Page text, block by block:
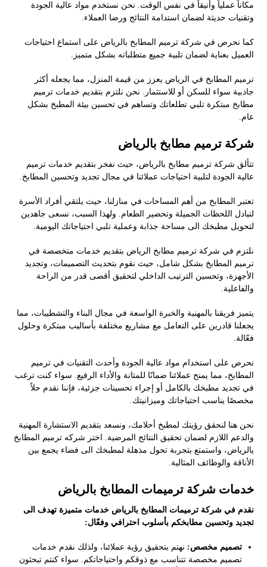
مكاناً عملياً وأنيقاً في نفس الوقت. نحن نستخدم مواد عالية الجودة
وتقنيات حديثة لضمان استدامة النتائج ورضا العملاء.
كما نحرص في شركة ترميم المطابخ بالرياض على استماع احتياجات
العميل بعناية لضمان تلبية جميع متطلباته بشكل متميز.
ترميم المطابخ في الرياض يعزز من قيمة المنزل، مما يجعله أكثر
جاذبية سواء للسكن أو للاستثمار. نحن نلتزم بتقديم خدمات ترميم
مطابخ مبتكرة تلبي تطلعاتك وتساهم في تحسين بيئة المطبخ بشكل
عام.
شركة ترميم مطابخ بالرياض
تتألق شركة ترميم مطابخ بالرياض، حيث نفخر بتقديم خدمات ترميم
عالية الجودة لتلبية احتياجات عملائنا في مجال تجديد وتحسين المطابخ.
تعتبر المطابخ من أهم المساحات في منازلنا، حيث يلتقي أفراد الأسرة
لتبادل اللحظات الجميلة وتحضير الطعام. ولهذا السبب، نسعى جاهدين
لتحويل مطبخك الى مساحة جذابة وعملية تلبي احتياجاتك اليومية.
نلتزم في شركة ترميم مطابخ الرياض بتقديم خدمات متخصصة في
ترميم المطابخ بشكل شامل، حيث نقوم بتحديث التصميمات، وتجديد
الأجهزة، وتحسين الترتيب الداخلي لتحقيق أقصى قدر من الراحة
والفاعلية.
يتميز فريقنا بالمهنية والخبرة الواسعة في مجال البناء والتشطيبات، مما
يجعلنا قادرين على التعامل مع مشاريع مختلفة بأساليب مبتكرة وحلول
فعّالة.
نحرص على استخدام مواد عالية الجودة وأحدث التقنيات في ترميم
المطابخ، مما يمنح عملائنا ضمانًا للمتانة والأداء الرفيع. سواء كنت ترغب
في تجديد مطبخك بالكامل أو إجراء تحسينات جزئية، فإننا نقدم حلاً
مخصصًا يناسب احتياجاتك وميزانيتك.
نحن هنا لنحقق رؤيتك لمطبخ أحلامك، ونسعد بتقديم الاستشارة المهنية
والدعم اللازم لضمان تحقيق النتائج المرضية. اختر شركه ترميم المطابخ
يالرياض، واستمتع بتجربة تحول مذهلة لمطبخك الى فضاء يجمع بين
الأناقة والوظائف المثالية.
خدمات شركة ترميمات المطابخ بالرياض
نقدم في شركة ترميمات المطابخ بالرياض خدمات متميزة تهدف الى
تجديد وتحسين مطابخكم بأسلوب احترافي وفعّال:
تصميم مخصص: نهتم بتحقيق رؤية عملائنا، ولذلك نقدم خدمات
تصميم مخصصة تتناسب مع ذوقكم واحتياجاتكم. سواء كنتم تبحثون